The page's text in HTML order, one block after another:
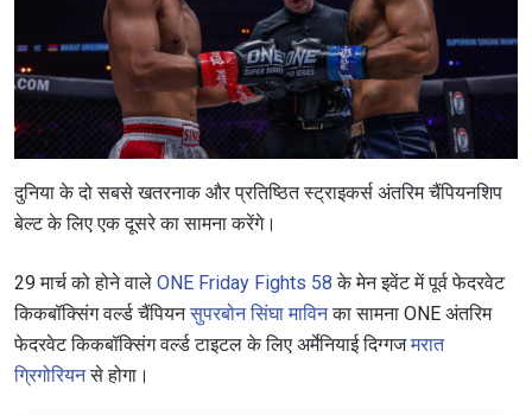
दुनिया के दो सबसे खतरनाक और प्रतिष्ठित स्ट्राइकर्स अंतरिम चैंपियनशिप
बेल्ट के लिए एक दूसरे का सामना करेंगे।
29 मार्च को होने वाले ONE Friday Fights 58 के मेन इवेंट में पूर्व फेदरवेट
किकबॉक्सिंग वर्ल्ड चैंपियनसुपरबोन सिंघा माविनका सामना ONE अंतरिम
फेदरवेट किकबॉक्सिंग वर्ल्ड टाइटल के लिए अर्मेनियाई दिग्गजमरात
ग्रिगोरियनसे होगा।